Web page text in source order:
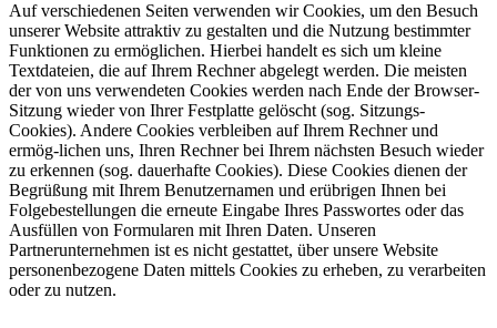
Auf verschiedenen Seiten verwenden wir Cookies, um den Besuch
unserer Website attraktiv zu gestalten und die Nutzung bestimmter
Funktionen zu ermöglichen. Hierbei handelt es sich um kleine
Textdateien, die auf Ihrem Rechner abgelegt werden. Die meisten
der von uns verwendeten Cookies werden nach Ende der Browser-
Sitzung wieder von Ihrer Festplatte gelöscht (sog. Sitzungs-
Cookies). Andere Cookies verbleiben auf Ihrem Rechner und
ermög-lichen uns, Ihren Rechner bei Ihrem nächsten Besuch wieder
zu erkennen (sog. dauerhafte Cookies). Diese Cookies dienen der
Begrüßung mit Ihrem Benutzernamen und erübrigen Ihnen bei
Folgebestellungen die erneute Eingabe Ihres Passwortes oder das
Ausfüllen von Formularen mit Ihren Daten. Unseren
Partnerunternehmen ist es nicht gestattet, über unsere Website
personenbezogene Daten mittels Cookies zu erheben, zu verarbeiten
oder zu nutzen.